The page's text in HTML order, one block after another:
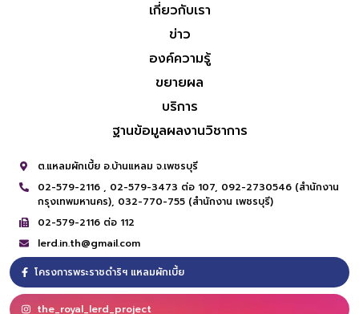
เกี่ยวกับเรา
ข่าว
องค์ความรู้
ขยายผล
บริการ
ฐานข้อมูลผลงานวิชาการ
ต.แหลมผักเบี้ย อ.บ้านแหลม จ.เพชรบุรี
02-579-2116 , 02-579-3473 ต่อ 107, 092-2730546 (สำนักงาน
กรุงเทพมหานคร), 032-770-755 (สำนักงาน เพชรบุรี)
02-579-2116 ต่อ 112
lerd.in.th@gmail.com
โครงการพระราชดำริฯ แหลมผักเบี้ย
the_royal_lerd_project